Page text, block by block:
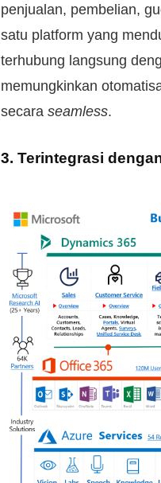
penjualan, pembelian,
satu platform yang
terhubung langsung
memungkinkan
secaraseamless.
3. Terintegrasi